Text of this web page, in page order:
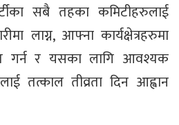
सबै तहका कमिटीहरुलाई
लाग्न, आफ्ना कार्यक्षेत्रहरुमा
गर्न र यसका लागि आवश्यक
तत्काल तीव्रता दिन आह्वान